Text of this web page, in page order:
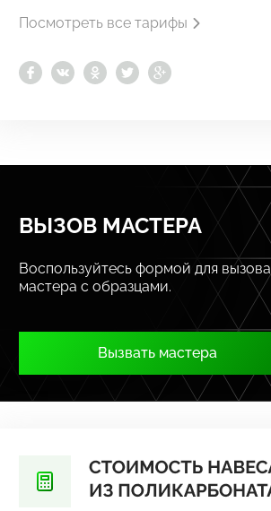
Посмотреть все тарифы
ВЫЗОВ МАСТЕРА
Воспользуйтесь формой для вызова
мастера с образцами.
Вызвать мастера